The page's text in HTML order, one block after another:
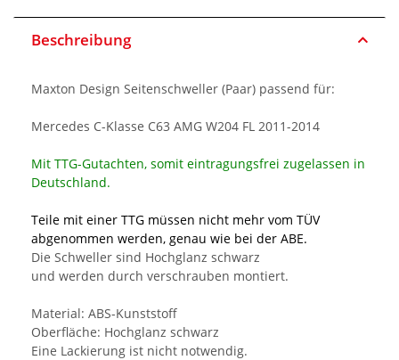
Beschreibung
Maxton Design Seitenschweller (Paar) passend für:
Mercedes C-Klasse C63 AMG W204 FL 2011-2014
Mit TTG-Gutachten, somit eintragungsfrei zugelassen in
Deutschland.
Teile mit einer TTG müssen nicht mehr vom TÜV
abgenommen werden, genau wie bei der ABE.
Die Schweller sind Hochglanz schwarz
und werden durch verschrauben montiert.
Material: ABS-Kunststoff
Oberfläche: Hochglanz schwarz
Eine Lackierung ist nicht notwendig.